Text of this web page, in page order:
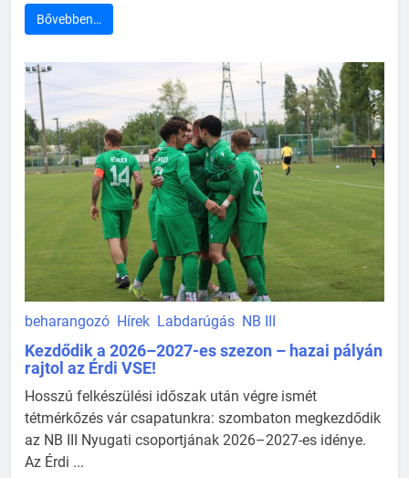
Bővebben…
beharangozó Hírek Labdarúgás NB III
Kezdődik a 2026–2027-es szezon – hazai pályán
rajtol az Érdi VSE!
Hosszú felkészülési időszak után végre ismét
tétmérkőzés vár csapatunkra: szombaton megkezdődik
az NB III Nyugati csoportjának 2026–2027-es idénye.
Az Érdi ...